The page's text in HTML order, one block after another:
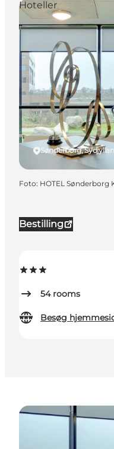
Bestilling
54 rooms
Besøg
Sønderborg,
Hoteller
Foto: HOTEL Sønderborg